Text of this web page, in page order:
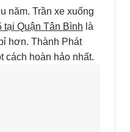
năm. Trần xe xuống
tại Quận Tân Bình là
hơn. Thành Phát
cách hoàn hảo nhất.